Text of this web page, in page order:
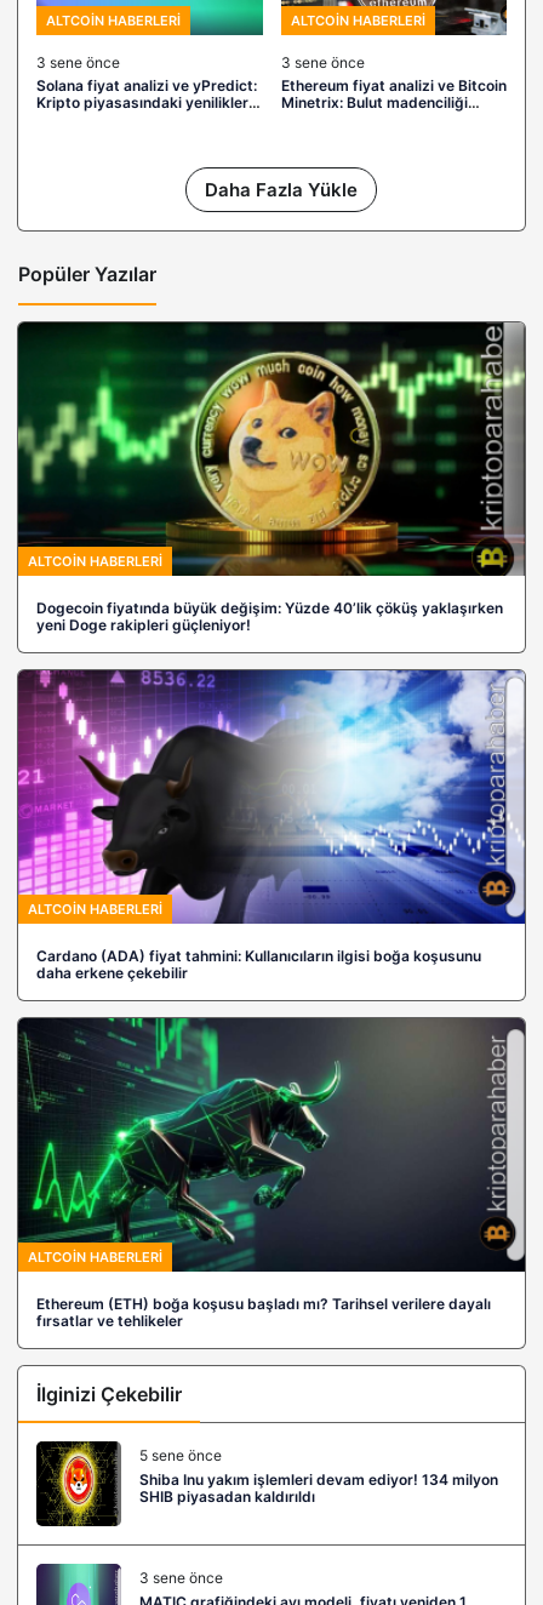
ALTCOIN HABERLERI
3 sene önce
Solana fiyat analizi ve yPredict:
Kripto piyasasındaki yenilikleri
ALTCOIN HABERLERI
3 sene önce
Ethereum fiyat analizi ve Bitcoin
Minetrix: Bulut madenciliği
Daha Fazla Yükle
Popüler Yazılar
ALTCOIN HABERLERI
Dogecoin fiyatında büyük değişim: Yüzde 40’lik çöküş yaklaşırken
yeni Doge rakipleri güçleniyor!
ALTCOIN HABERLERI
Cardano (ADA) fiyat tahmini: Kullanıcıların ilgisi boğa koşusunu
daha erkene çekebilir
ALTCOIN HABERLERI
Ethereum (ETH) boğa koşusu başladı mı? Tarihsel verilere dayalı
fırsatlar ve tehlikeler
İlginizi Çekebilir
5 sene önce
Shiba Inu yakım işlemleri devam ediyor! 134 milyon
SHIB piyasadan kaldırıldı
3 sene önce